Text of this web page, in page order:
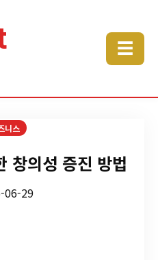
☰
니스
창의성 증진 방법
06-29